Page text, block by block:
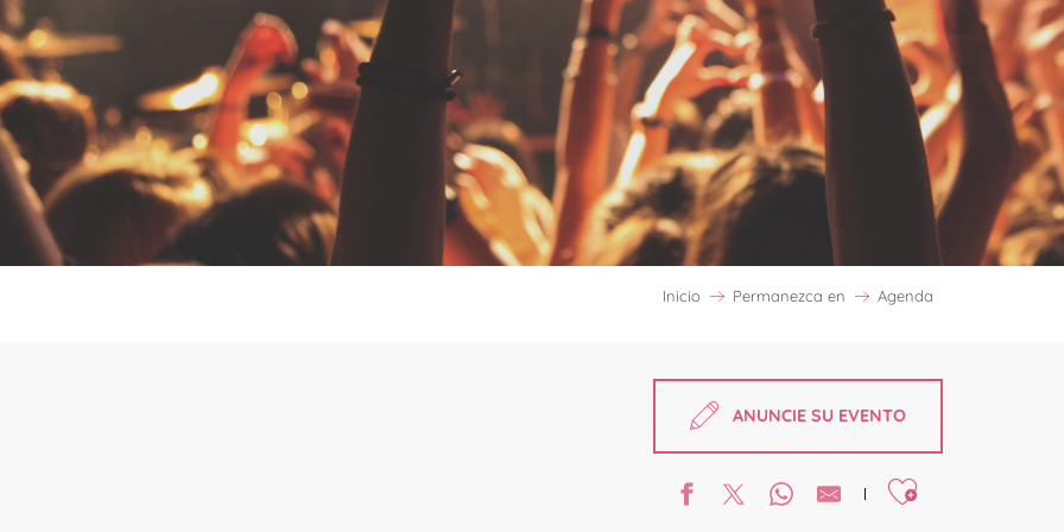
Inicio Permanezca en Agenda
ANUNCIE SU EVENTO
Ajouter aux